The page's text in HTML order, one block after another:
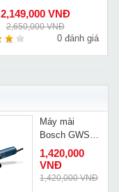
2,149,000 VNĐ
2,650,000 VNĐ
0 đánh giá
Máy mài
Bosch GWS 8-
125c
1,420,000
VNĐ
1,420,000 VNĐ